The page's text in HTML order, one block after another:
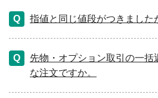
指値と同じ値段がつきました
先物・オプション取引の一括
な注文ですか。